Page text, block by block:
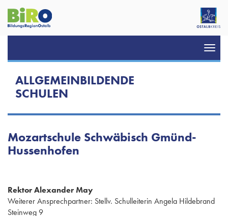
ALLGEMEINBILDENDE
SCHULEN
Mozartschule Schwäbisch Gmünd-
Hussenhofen
Rektor Alexander May
Weiterer Ansprechpartner: Stellv. Schulleiterin Angela Hildebrand
Steinweg 9